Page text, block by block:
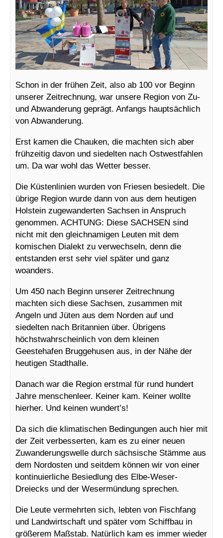
Schon in der frühen Zeit, also ab 100 vor Beginn
unserer Zeitrechnung, war unsere Region von Zu-
und Abwanderung geprägt. Anfangs hauptsächlich
von Abwanderung.
Erst kamen die Chauken, die machten sich aber
frühzeitig davon und siedelten nach Ostwestfahlen
um. Da war wohl das Wetter besser.
Die Küstenlinien wurden von Friesen besiedelt. Die
übrige Region wurde dann von aus dem heutigen
Holstein zugewanderten Sachsen in Anspruch
genommen. ACHTUNG: Diese SACHSEN sind
nicht mit den gleichnamigen Leuten mit dem
komischen Dialekt zu verwechseln, denn die
entstanden erst sehr viel später und ganz
woanders.
Um 450 nach Beginn unserer Zeitrechnung
machten sich diese Sachsen, zusammen mit
Angeln und Jüten aus dem Norden auf und
siedelten nach Britannien über. Übrigens
höchstwahrscheinlich von dem kleinen
Geestehafen Bruggehusen aus, in der Nähe der
heutigen Stadthalle.
Danach war die Region erstmal für rund hundert
Jahre menschenleer. Keiner kam. Keiner wollte
hierher. Und keinen wundert’s!
Da sich die klimatischen Bedingungen auch hier mit
der Zeit verbesserten, kam es zu einer neuen
Zuwanderungswelle durch sächsische Stämme aus
dem Nordosten und seitdem können wir von einer
kontinuierliche Besiedlung des Elbe-Weser-
Dreiecks und der Wesermündung sprechen.
Die Leute vermehrten sich, lebten von Fischfang
und Landwirtschaft und später vom Schiffbau in
größerem Maßstab. Natürlich kam es immer wieder